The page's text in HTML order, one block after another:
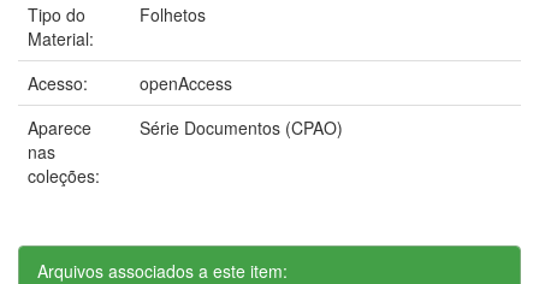
Tipo do
Material:
Folhetos
Acesso:
openAccess
Aparece
nas
coleções:
Série Documentos (CPAO)
Arquivos associados a este item: